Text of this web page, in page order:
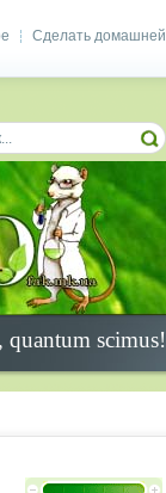
Сделать домашней
quantum scimus!